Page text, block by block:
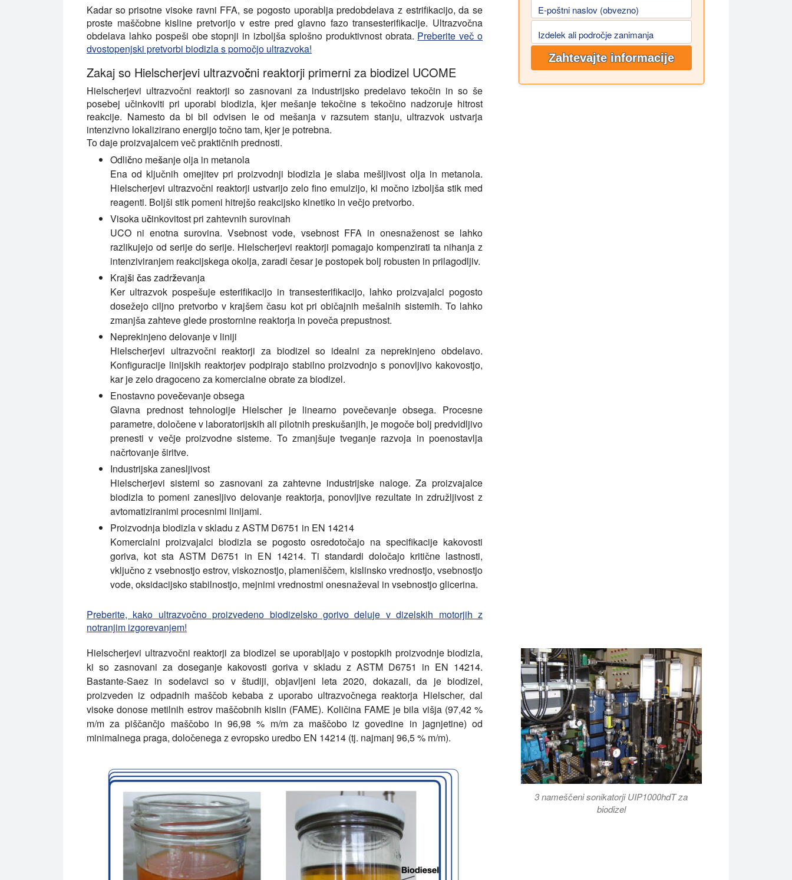
Kadar so prisotne visoke ravni FFA, se pogosto uporablja predobdelava z estrifikacijo, da se
proste maščobne kisline pretvorijo v estre pred glavno fazo transesterifikacije. Ultrazvočna
obdelava lahko pospeši obe stopnji in izboljša splošno produktivnost obrata. Preberite več o
dvostopenjski pretvorbi biodizla s pomočjo ultrazvoka!
Zakaj so Hielscherjevi ultrazvočni reaktorji primerni za biodizel UCOME
Hielscherjevi ultrazvočni reaktorji so zasnovani za industrijsko predelavo tekočin in so še
posebej učinkoviti pri uporabi biodizla, kjer mešanje tekočine s tekočino nadzoruje hitrost
reakcije. Namesto da bi bil odvisen le od mešanja v razsutem stanju, ultrazvok ustvarja
intenzivno lokalizirano energijo točno tam, kjer je potrebna.
To daje proizvajalcem več praktičnih prednosti.
Odlično mešanje olja in metanola
Ena od ključnih omejitev pri proizvodnji biodizla je slaba mešljivost olja in metanola.
Hielscherjevi ultrazvočni reaktorji ustvarijo zelo fino emulzijo, ki močno izboljša stik med
reagenti. Boljši stik pomeni hitrejšo reakcijsko kinetiko in večjo pretvorbo.
Visoka učinkovitost pri zahtevnih surovinah
UCO ni enotna surovina. Vsebnost vode, vsebnost FFA in onesnaženost se lahko
razlikujejo od serije do serije. Hielscherjevi reaktorji pomagajo kompenzirati ta nihanja z
intenziviranjem reakcijskega okolja, zaradi česar je postopek bolj robusten in prilagodljiv.
Krajši čas zadrževanja
Ker ultrazvok pospešuje esterifikacijo in transesterifikacijo, lahko proizvajalci pogosto
dosežejo ciljno pretvorbo v krajšem času kot pri običajnih mešalnih sistemih. To lahko
zmanjša zahteve glede prostornine reaktorja in poveča prepustnost.
Neprekinjeno delovanje v liniji
Hielscherjevi ultrazvočni reaktorji za biodizel so idealni za neprekinjeno obdelavo.
Konfiguracije linijskih reaktorjev podpirajo stabilno proizvodnjo s ponovljivo kakovostjo,
kar je zelo dragoceno za komercialne obrate za biodizel.
Enostavno povečevanje obsega
Glavna prednost tehnologije Hielscher je linearno povečevanje obsega. Procesne
parametre, določene v laboratorijskih ali pilotnih preskušanjih, je mogoče bolj predvidljivo
prenesti v večje proizvodne sisteme. To zmanjšuje tveganje razvoja in poenostavlja
načrtovanje širitve.
Industrijska zanesljivost
Hielscherjevi sistemi so zasnovani za zahtevne industrijske naloge. Za proizvajalce
biodizla to pomeni zanesljivo delovanje reaktorja, ponovljive rezultate in združljivost z
avtomatiziranimi procesnimi linijami.
Proizvodnja biodizla v skladu z ASTM D6751 in EN 14214
Komercialni proizvajalci biodizla se pogosto osredotočajo na specifikacije kakovosti
goriva, kot sta ASTM D6751 in EN 14214. Ti standardi določajo kritične lastnosti,
vključno z vsebnostjo estrov, viskoznostjo, plameniščem, kislinsko vrednostjo, vsebnostjo
vode, oksidacijsko stabilnostjo, mejnimi vrednostmi onesnaževal in vsebnostjo glicerina.
Preberite, kako ultrazvočno proizvedeno biodizelsko gorivo deluje v dizelskih motorjih z
notranjim izgorevanjem!
E-poštni naslov (obvezno)
Izdelek ali področje zanimanja
Zahtevajte informacije
Hielscherjevi ultrazvočni reaktorji za biodizel se uporabljajo v postopkih proizvodnje biodizla,
ki so zasnovani za doseganje kakovosti goriva v skladu z ASTM D6751 in EN 14214.
Bastante-Saez in sodelavci so v študiji, objavljeni leta 2020, dokazali, da je biodizel,
proizveden iz odpadnih maščob kebaba z uporabo ultrazvočnega reaktorja Hielscher, dal
visoke donose metilnih estrov maščobnih kislin (FAME). Količina FAME je bila višja (97,42 %
m/m za piščančjo maščobo in 96,98 % m/m za maščobo iz govedine in jagnjetine) od
minimalnega praga, določenega z evropsko uredbo EN 14214 (tj. najmanj 96,5 % m/m).
3 nameščeni sonikatorji UIP1000hdT za
biodizel